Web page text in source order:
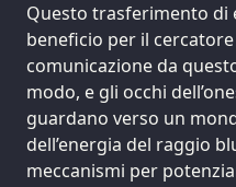
Questo trasferimento di
beneficio per il
comunicazione da
modo, e gli occhi
guardano verso un
dell’energia del raggio
meccanismi per